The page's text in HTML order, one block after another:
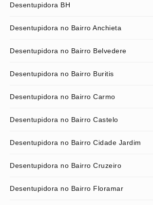
Desentupidora BH
Desentupidora no Bairro Anchieta
Desentupidora no Bairro Belvedere
Desentupidora no Bairro Buritis
Desentupidora no Bairro Carmo
Desentupidora no Bairro Castelo
Desentupidora no Bairro Cidade Jardim
Desentupidora no Bairro Cruzeiro
Desentupidora no Bairro Floramar